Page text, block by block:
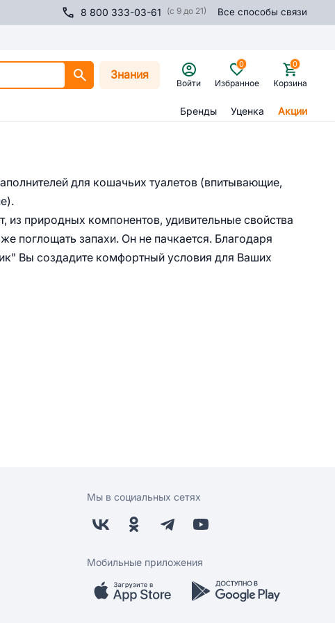
8 800 333-03-61 (с 9 до 21) Все способы связи
Знания
Войти Избранное
0
Корзина
0
Бренды Уценка Акции
для кошачьих туалетов (впитывающие,
из природных компонентов, удивительные свойства
поглощать запахи. Он не пачкается. Благодаря
Вы создадите комфортный условия для Ваших
Мы в социальных сетях
Мобильные приложения